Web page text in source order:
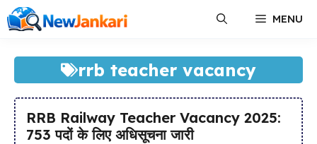
Skip
to
MENU
rrb teacher vacancy
RRB Railway Teacher Vacancy 2025:
753 पदों के लिए अधिसूचना जारी